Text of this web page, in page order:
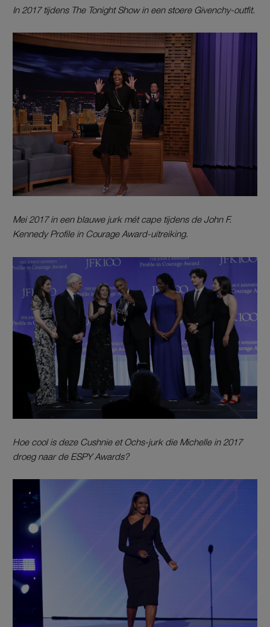
In 2017 tijdens The Tonight Show in een stoere Givenchy-outfit.
Mei 2017 in een blauwe jurk mét cape tijdens de John F.
Kennedy Profile in Courage Award-uitreiking.
Hoe cool is deze Cushnie et Ochs-jurk die Michelle in 2017
droeg naar de ESPY Awards?